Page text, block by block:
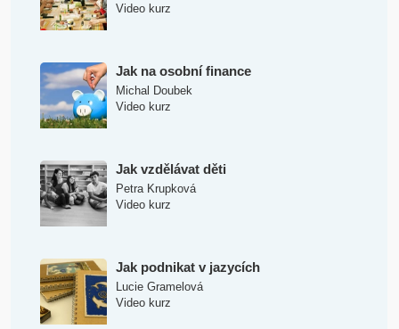
Video kurz
Jak na osobní finance
Michal Doubek
Video kurz
Jak vzdělávat děti
Petra Krupková
Video kurz
Jak podnikat v jazycích
Lucie Gramelová
Video kurz